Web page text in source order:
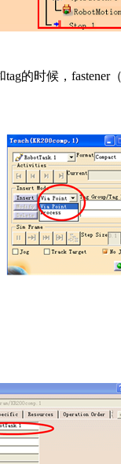
的时候，fastener